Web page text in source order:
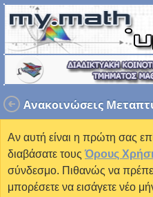
Αν αυτή είναι η πρώτη σας
διαβάσατε τους Όρους
σύνδεσμο. Πιθανώς να
μπορέσετε να εισάγετε νέο